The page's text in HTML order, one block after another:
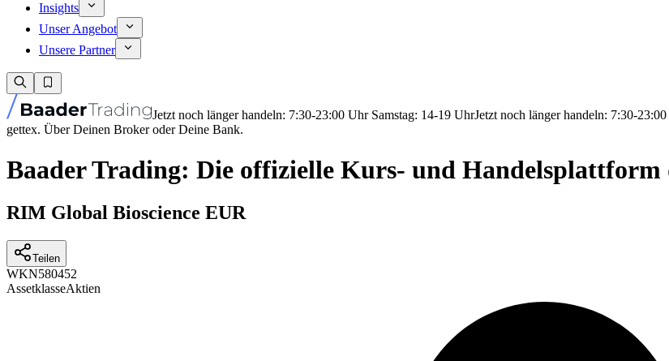
Insights
Unser Angebot
Unsere Partner
Jetzt noch länger handeln: 7:30-23:00 Uhr Samstag: 14-19 UhrJetzt noch länger handeln: 7:30-
gettex. Über Deinen Broker oder Deine Bank.
Baader Trading: Die offizielle Kurs- und Handelsplattform
RIM Global Bioscience EUR
Teilen
WKN580452
AssetklasseAktien